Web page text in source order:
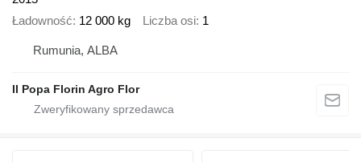
Ładowność 12 000 kg Liczba osi 1
Rumunia, ALBA
II Popa Florin Agro Flor